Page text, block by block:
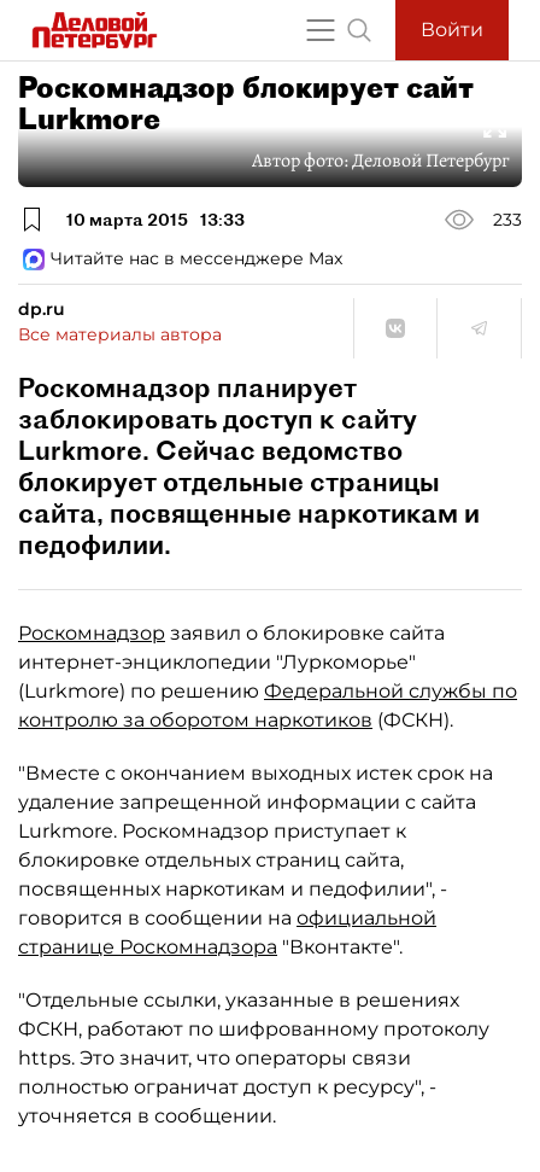
Войти
Роскомнадзор блокирует сайт
Lurkmore
Автор фото:Деловой Петербург
10 марта 2015 13:33
233
Читайте нас в мессенджере Max
dp.ru
Все материалы автора
Роскомнадзор планирует
заблокировать доступ к сайту
Lurkmore. Сейчас ведомство
блокирует отдельные страницы
сайта, посвященные наркотикам и
педофилии.
Роскомнадзор заявил о блокировке сайта
интернет-энциклопедии "Луркоморье"
(Lurkmore) по решению Федеральной службы по
контролю за оборотом наркотиков (ФСКН).
"Вместе с окончанием выходных истек срок на
удаление запрещенной информации с сайта
Lurkmore. Роскомнадзор приступает к
блокировке отдельных страниц сайта,
посвященных наркотикам и педофилии", -
говорится в сообщении на официальной
странице Роскомнадзора "Вконтакте".
"Отдельные ссылки, указанные в решениях
ФСКН, работают по шифрованному протоколу
https. Это значит, что операторы связи
полностью ограничат доступ к ресурсу", -
уточняется в сообщении.